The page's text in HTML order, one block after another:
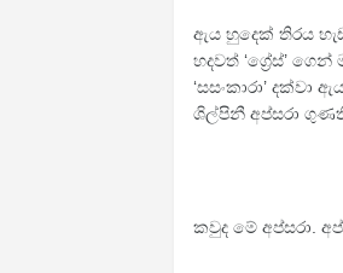
ඇය හුදෙක් තිරය
හදවත් ‘ග්‍රේස්’
‘සසංකාරා’
ශිල්පිනී අප්සරා
කවුද මේ අප්සරා.